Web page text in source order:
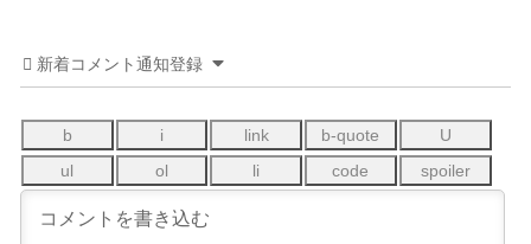
新着コメント通知登録